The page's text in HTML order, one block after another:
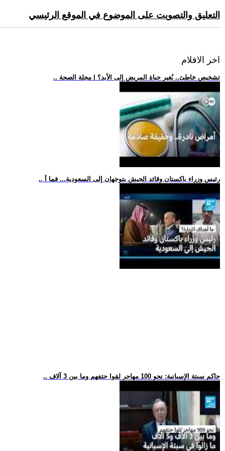
التعليق والتصويت على الموضوع في الموقع الرئيسي
اخر الافلام
.. تشخيص خاطئ.. يُغير حياة المريض إلى الأبد؟ | مجلة الصحة
.. رئيس وزراء باكستان وقائد الجيش يتوجهان إلى السعودية... فما أ
.. حاكم سبتة الإسبانية: نحو 100 مهاجر لقوا حتفهم وما بين 3 آلاف